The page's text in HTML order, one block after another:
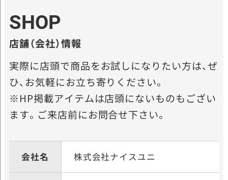
SHOP
店舗（会社）情報
実際に店頭で商品をお試しになりたい方は、ぜ
ひ、お気軽にお立ち寄りください。
※HP掲載アイテムは店頭にないものもござい
ます。ご来店前にお問合せ下さい。
会社名 株式会社ナイスユニ